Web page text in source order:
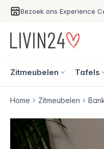
Bezoek ons Experience
Zitmeubelen Tafels
Home Zitmeubelen